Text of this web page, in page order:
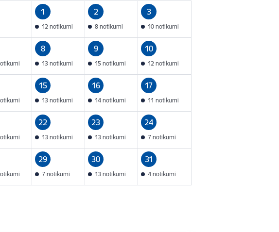
1
12 notikumi
2
8 notikumi
3
10 notikumi
8
13 notikumi
9
15 notikumi
10
12 notikumi
15
13 notikumi
16
14 notikumi
17
11 notikumi
22
13 notikumi
23
13 notikumi
24
7 notikumi
29
7 notikumi
30
13 notikumi
31
4 notikumi